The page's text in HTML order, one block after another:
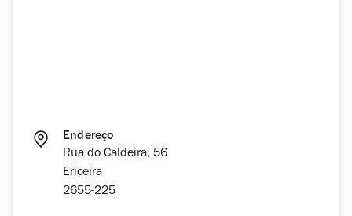
Endereço
Rua do Caldeira, 56
Ericeira
2655-225